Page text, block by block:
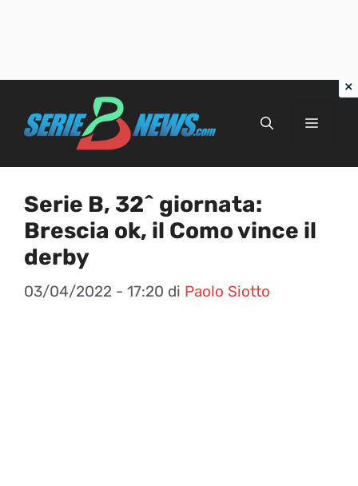
Menu
Serie B, 32^ giornata:
Brescia ok, il Como vince il
derby
03/04/2022 - 17:20 di Paolo Siotto